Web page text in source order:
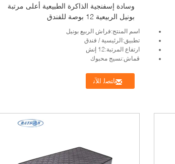
وسادة إسفنجية الذاكرة الطبيعية أعلى مرتبة
بونيل الربيعية 12 بوصة للفندق
اسم المنتج:فراش الربيع بونيل
تطبيق:الرئيسية / فندق
ارتفاع المرتبة:12 إنش
قماش:نسيج محبوك
ﺎﺘﺼﻟ ﺍﻶﻧ